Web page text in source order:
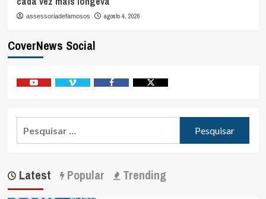
assessoriadefamosos agosto 4, 2026
CoverNews Social
Latest Popular Trending